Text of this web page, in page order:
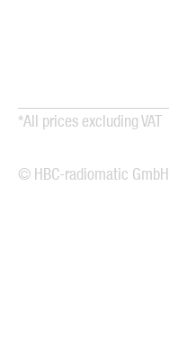
*All prices excluding VAT
© HBC-radiomatic GmbH